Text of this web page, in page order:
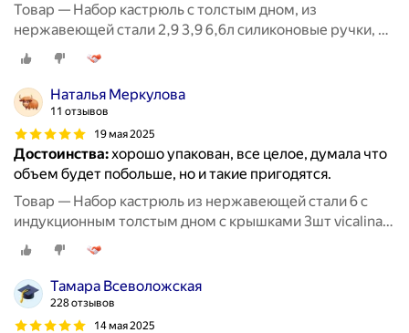
Товар — Набор кастрюль с толстым дном, из
нержавеющей стали 2,9 3,9 6,6л силиконовые ручки, с
крышкой, для индукции, кухонная утварь
Наталья Меркулова
11 отзывов
19 мая 2025
Достоинства:хорошо упакован, все целое, думала что
объем будет побольше, но и такие пригодятся.
Товар — Набор кастрюль из нержавеющей стали 6 с
индукционным толстым дном с крышками 3шт vicalina
из нержавейки для приготовлени
Тамара Всеволожская
228 отзывов
14 мая 2025